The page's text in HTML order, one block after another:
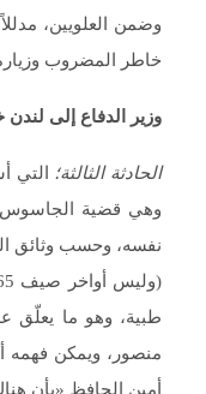
وضمن العلويين،
خاطر المضروب
وزير الدفاع إلى
الحادثة الثالثة؛
التي
نفسه، وحسب وثائق
طبية، وهو ما يعلّق
منصور، ويمكن فهمه
أمين الحافظ «بأن